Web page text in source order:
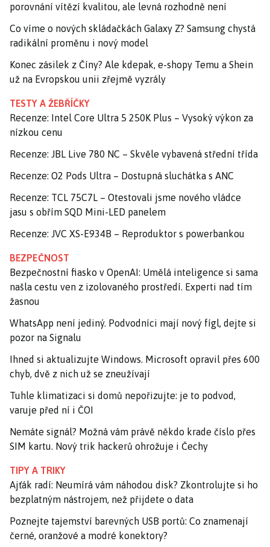
porovnání vítězí kvalitou, ale levná rozhodně není
Co víme o nových skládačkách Galaxy Z? Samsung chystá
radikální proměnu i nový model
Konec zásilek z Číny? Ale kdepak, e-shopy Temu a Shein
už na Evropskou unii zřejmě vyzrály
TESTY A ŽEBŘÍČKY
Recenze: Intel Core Ultra 5 250K Plus – Vysoký výkon za
nízkou cenu
Recenze: JBL Live 780 NC – Skvěle vybavená střední třída
Recenze: O2 Pods Ultra – Dostupná sluchátka s ANC
Recenze: TCL 75C7L – Otestovali jsme nového vládce
jasu s obřím SQD Mini-LED panelem
Recenze: JVC XS-E934B – Reproduktor s powerbankou
BEZPEČNOST
Bezpečnostní fiasko v OpenAI: Umělá inteligence si sama
našla cestu ven z izolovaného prostředí. Experti nad tím
žasnou
WhatsApp není jediný. Podvodníci mají nový fígl, dejte si
pozor na Signalu
Ihned si aktualizujte Windows. Microsoft opravil přes 600
chyb, dvě z nich už se zneužívají
Tuhle klimatizaci si domů nepořizujte: je to podvod,
varuje před ní i ČOI
Nemáte signál? Možná vám právě někdo krade číslo přes
SIM kartu. Nový trik hackerů ohrožuje i Čechy
TIPY A TRIKY
Ajťák radí: Neumírá vám náhodou disk? Zkontrolujte si ho
bezplatným nástrojem, než přijdete o data
Poznejte tajemství barevných USB portů: Co znamenají
černé, oranžové a modré konektory?